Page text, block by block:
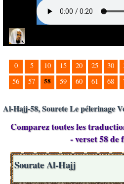
0 5 10 15 20 25 30
56
57 58 59 60 61 68
Al-Hajj-58, Sourete Le pélerinage
Comparez toutes les
- verset 58 de
Sourate Al-Hajj